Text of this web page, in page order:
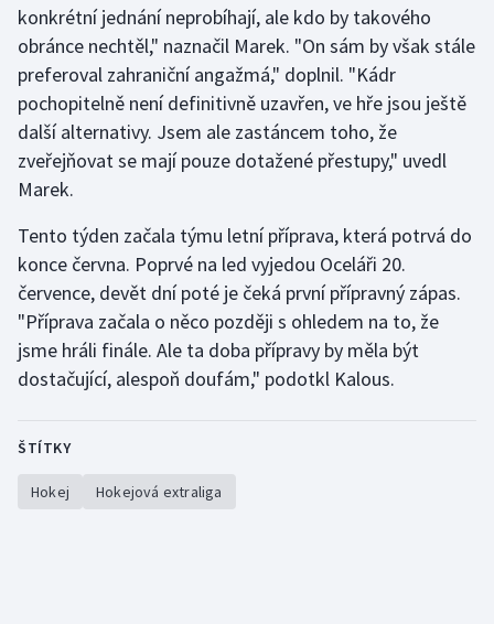
Stolní tenis
Triatlon
Veslování
Vodní slalom
Volejbal
konkrétní jednání neprobíhají, ale kdo by takového
obránce nechtěl," naznačil Marek. "On sám by však stále
preferoval zahraniční angažmá," doplnil. "Kádr
pochopitelně není definitivně uzavřen, ve hře jsou ještě
další alternativy. Jsem ale zastáncem toho, že
zveřejňovat se mají pouze dotažené přestupy," uvedl
Marek.
Tento týden začala týmu letní příprava, která potrvá do
konce června. Poprvé na led vyjedou Oceláři 20.
července, devět dní poté je čeká první přípravný zápas.
"Příprava začala o něco později s ohledem na to, že
jsme hráli finále. Ale ta doba přípravy by měla být
dostačující, alespoň doufám," podotkl Kalous.
ŠTÍTKY
Hokej Hokejová extraliga